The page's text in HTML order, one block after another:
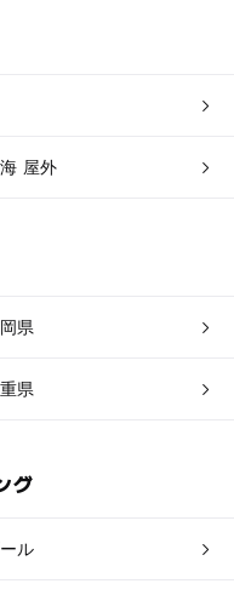
屋外
県
県
グ
ル